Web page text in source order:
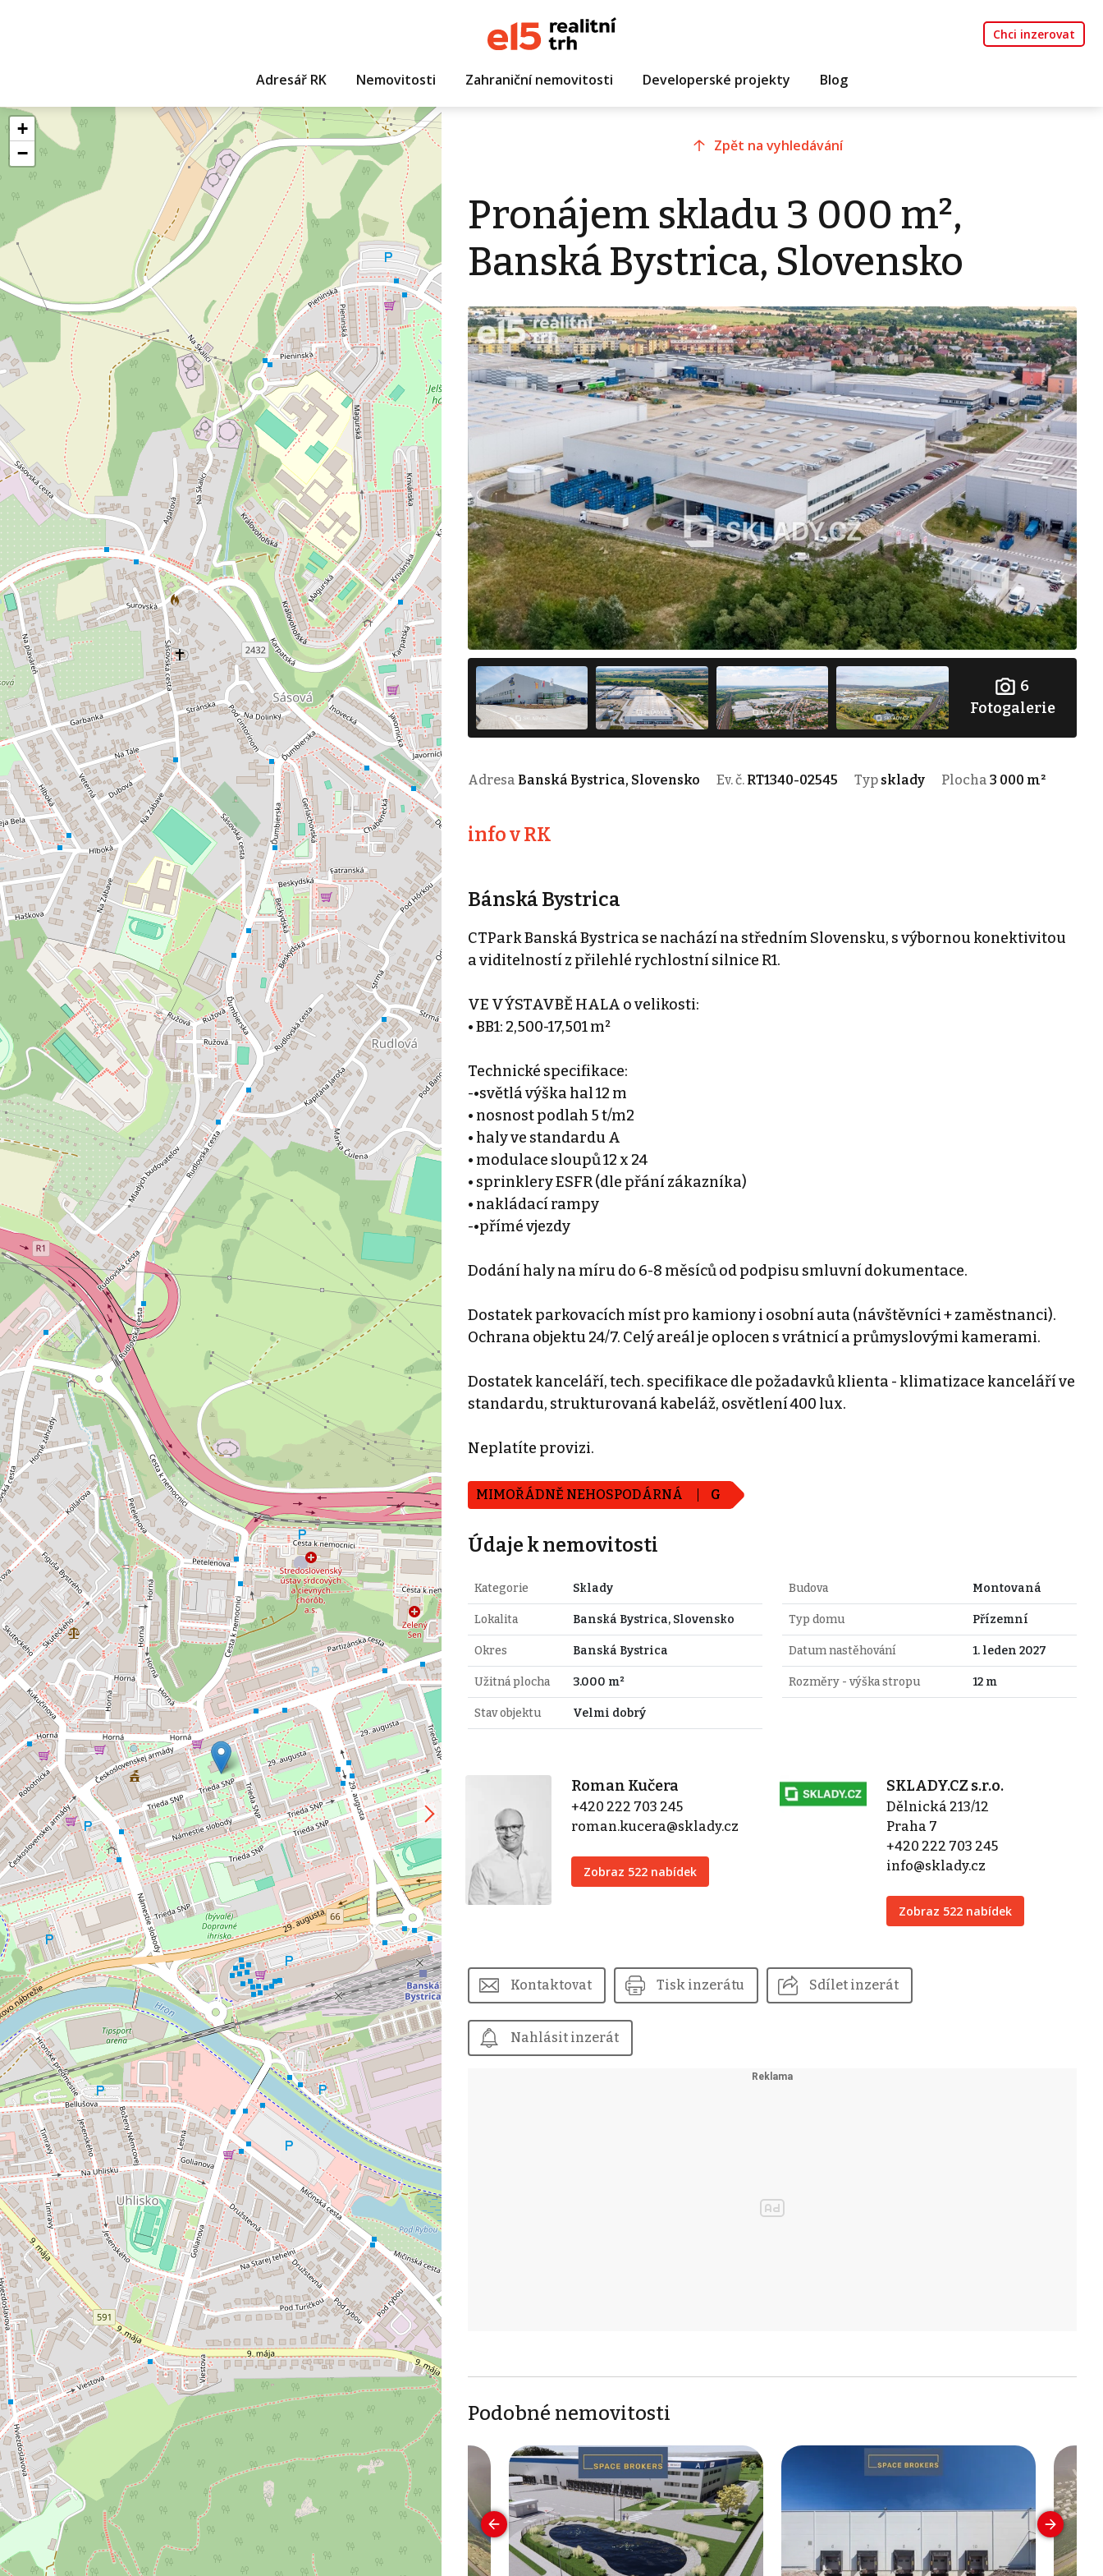
Chci inzerovat
Adresář RK Nemovitosti Zahraniční nemovitosti Developerské projekty Blog
+
−
Zpět na vyhledávání
Pronájem skladu 3 000 m²,
Banská Bystrica, Slovensko
6
Fotogalerie
Adresa Banská Bystrica, Slovensko Ev. č. RT1340-02545 Typ sklady Plocha 3 000 m²
info v RK
Bánská Bystrica
CTPark Banská Bystrica se nachází na středním Slovensku, s výbornou konektivitou
a viditelností z přilehlé rychlostní silnice R1.
VE VÝSTAVBĚ HALA o velikosti:
• BB1: 2,500-17,501 m²
Technické specifikace:
-•světlá výška hal 12 m
• nosnost podlah 5 t/m2
• haly ve standardu A
• modulace sloupů 12 x 24
• sprinklery ESFR (dle přání zákazníka)
• nakládací rampy
-•přímé vjezdy
Dodání haly na míru do 6-8 měsíců od podpisu smluvní dokumentace.
Dostatek parkovacích míst pro kamiony i osobní auta (návštěvníci + zaměstnanci).
Ochrana objektu 24/7. Celý areál je oplocen s vrátnicí a průmyslovými kamerami.
Dostatek kanceláří, tech. specifikace dle požadavků klienta - klimatizace kanceláří ve
standardu, strukturovaná kabeláž, osvětlení 400 lux.
Neplatíte provizi.
MIMOŘÁDNĚ NEHOSPODÁRNÁ G
Údaje k nemovitosti
Kategorie Sklady
Lokalita Banská Bystrica, Slovensko
Okres Banská Bystrica
Užitná plocha 3.000 m²
Stav objektu Velmi dobrý
Budova Montovaná
Typ domu Přízemní
Datum nastěhování 1. leden 2027
Rozměry - výška stropu 12 m
Roman Kučera
+420 222 703 245
roman.kucera@sklady.cz
Zobraz 522 nabídek
SKLADY.CZ s.r.o.
Dělnická 213/12
Praha 7
+420 222 703 245
info@sklady.cz
Zobraz 522 nabídek
Kontaktovat Tisk inzerátu Sdílet inzerát
Nahlásit inzerát
Podobné nemovitosti